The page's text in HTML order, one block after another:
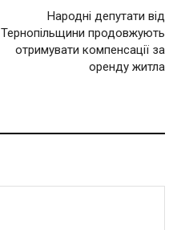
Народні депутати від
Тернопільщини продовжують
отримувати компенсації за
оренду житла